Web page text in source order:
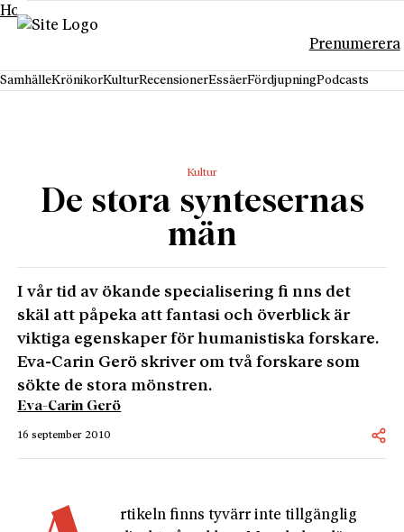
Hoppa till innehåll
Prenumerera
SamhälleKrönikorKulturRecensionerEssäerFördjupningPodcasts
Kultur
De stora syntesernas
män
I vår tid av ökande specialisering fi nns det
skäl att påpeka att fantasi och överblick är
viktiga egenskaper för humanistiska forskare.
Eva-Carin Gerö skriver om två forskare som
sökte de stora mönstren.
Eva-Carin Gerö
16 september 2010
rtikeln finns tyvärr inte tillgänglig